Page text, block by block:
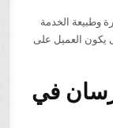
وطبيعة الخدمة
يكون العميل على
في